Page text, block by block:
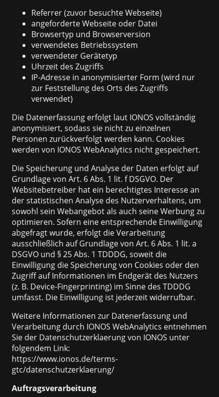
Referrer (zuvor besuchte Webseite)
angeforderte Webseite oder Datei
Browsertyp und Browserversion
verwendetes Betriebssystem
verwendeter Gerätetyp
Uhrzeit des Zugriffs
IP-Adresse in anonymisierter Form (wird nur
zur Feststellung des Orts des Zugriffs
verwendet)
Die Datenerfassung erfolgt laut IONOS vollständig
anonymisiert, sodass sie nicht zu einzelnen
Personen zurückverfolgt werden kann. Cookies
werden von IONOS WebAnalytics nicht gespeichert.
Die Speicherung und Analyse der Daten erfolgt auf
Grundlage von Art. 6 Abs. 1 lit. f DSGVO. Der
Websitebetreiber hat ein berechtigtes Interesse an
der statistischen Analyse des Nutzerverhaltens, um
sowohl sein Webangebot als auch seine Werbung zu
optimieren. Sofern eine entsprechende Einwilligung
abgefragt wurde, erfolgt die Verarbeitung
ausschließlich auf Grundlage von Art. 6 Abs. 1 lit. a
DSGVO und § 25 Abs. 1 TDDDG, soweit die
Einwilligung die Speicherung von Cookies oder den
Zugriff auf Informationen im Endgerät des Nutzers
(z. B. Device-Fingerprinting) im Sinne des TDDDG
umfasst. Die Einwilligung ist jederzeit widerrufbar.
Weitere Informationen zur Datenerfassung und
Verarbeitung durch IONOS WebAnalytics entnehmen
Sie der Datenschutzerklaerung von IONOS unter
folgendem Link:
https://www.ionos.de/terms-
gtc/datenschutzerklaerung/
Auftragsverarbeitung